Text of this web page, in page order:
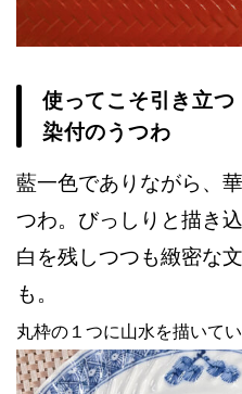
使ってこそ引き立つ
染付のうつわ
藍一色でありながら、
つわ。びっしりと描き
白を残しつつも緻密な
も。
丸枠の１つに山水を描いて